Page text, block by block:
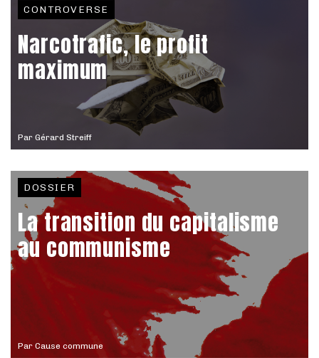
Par Gérard Streiff
CONTROVERSE
Narcotrafic, le profit
maximum
Par Cause commune
DOSSIER
La transition du capitalisme
au communisme